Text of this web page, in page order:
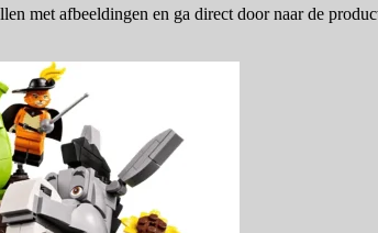
met afbeeldingen en ga direct door naar de